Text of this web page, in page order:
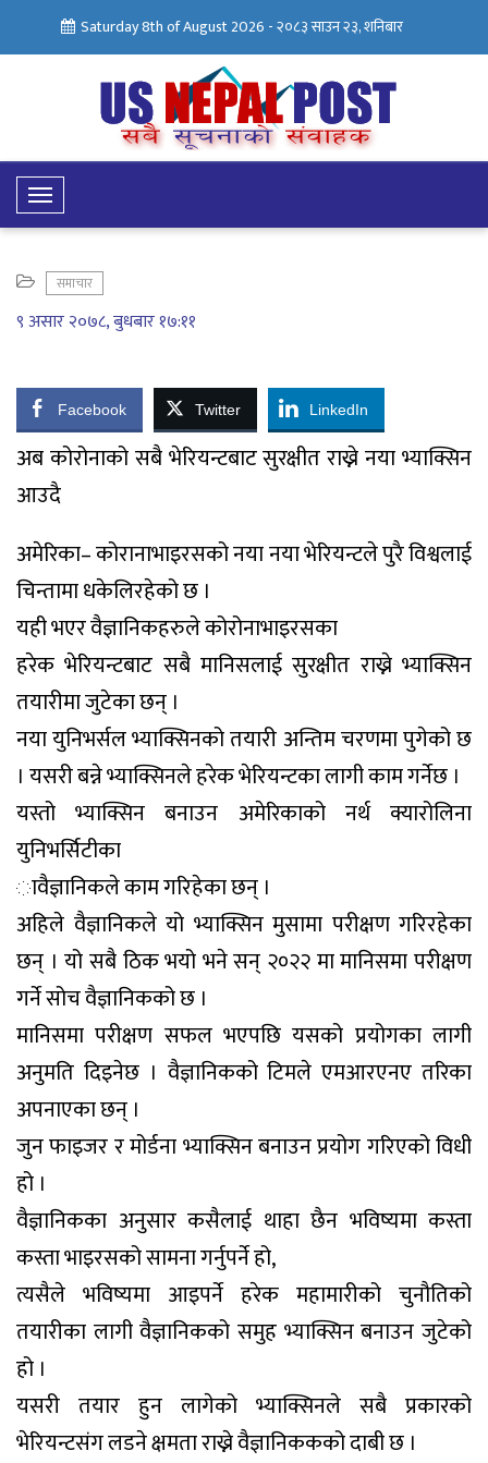
Saturday 8th of August 2026 -२०८३ साउन २३, शनिबार
Toggle
Navigation
समाचार
९ असार २०७८, बुधबार १७:११
Facebook Twitter LinkedIn
अब कोरोनाको सबै भेरियन्टबाट सुरक्षीत राख्ने नया भ्याक्सिन
आउदै
अमेरिका– कोरानाभाइरसको नया नया भेरियन्टले पुरै विश्वलाई
चिन्तामा धकेलिरहेको छ ।
यही भएर वैज्ञानिकहरुले कोरोनाभाइरसका
हरेक भेरियन्टबाट सबै मानिसलाई सुरक्षीत राख्ने भ्याक्सिन
तयारीमा जुटेका छन् ।
नया युनिभर्सल भ्याक्सिनको तयारी अन्तिम चरणमा पुगेको छ
। यसरी बन्ने भ्याक्सिनले हरेक भेरियन्टका लागी काम गर्नेछ ।
यस्तो भ्याक्सिन बनाउन अमेरिकाको नर्थ क्यारोलिना
युनिभर्सिटीका
ावैज्ञानिकले काम गरिहेका छन् ।
अहिले वैज्ञानिकले यो भ्याक्सिन मुसामा परीक्षण गरिरहेका
छन् । यो सबै ठिक भयो भने सन् २०२२ मा मानिसमा परीक्षण
गर्ने सोच वैज्ञानिकको छ ।
मानिसमा परीक्षण सफल भएपछि यसको प्रयोगका लागी
अनुमति दिइनेछ । वैज्ञानिकको टिमले एमआरएनए तरिका
अपनाएका छन् ।
जुन फाइजर र मोर्डना भ्याक्सिन बनाउन प्रयोग गरिएको विधी
हो ।
वैज्ञानिकका अनुसार कसैलाई थाहा छैन भविष्यमा कस्ता
कस्ता भाइरसको सामना गर्नुपर्ने हो,
त्यसैले भविष्यमा आइपर्ने हरेक महामारीको चुनौतिको
तयारीका लागी वैज्ञानिकको समुह भ्याक्सिन बनाउन जुटेको
हो ।
यसरी तयार हुन लागेको भ्याक्सिनले सबै प्रकारको
भेरियन्टसंग लडने क्षमता राख्ने वैज्ञानिककको दाबी छ ।